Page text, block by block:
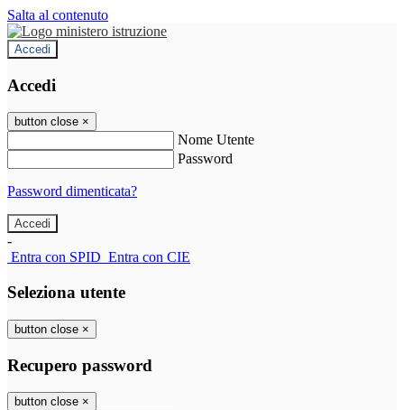
Salta al contenuto
Accedi
Accedi
button close ×
Nome Utente
Password
Password dimenticata?
-
Entra con SPID Entra con CIE
Seleziona utente
button close ×
Recupero password
button close ×